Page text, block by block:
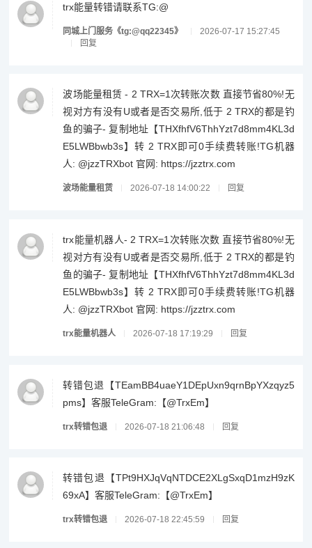
trx能量转错请联系TG:@
同城上门服务《tg:@qq22345》
2026-07-17 15:27:45
回复
波场能量租赁 - 2 TRX=1次转账次数 直接节省80%!无
视对方有没有U或者是否交易所,低于 2 TRX的都是钓
鱼的骗子- 复制地址【THXfhfV6ThhYzt7d8mm4KL3d
E5LWBbwb3s】转 2 TRX即可0手续费转账!TG机器
人: @jzzTRXbot 官网: https://jzztrx.com
波场能量租赁 2026-07-18 14:00:22 回复
trx能量机器人- 2 TRX=1次转账次数 直接节省80%!无
视对方有没有U或者是否交易所,低于 2 TRX的都是钓
鱼的骗子- 复制地址【THXfhfV6ThhYzt7d8mm4KL3d
E5LWBbwb3s】转 2 TRX即可0手续费转账!TG机器
人: @jzzTRXbot 官网: https://jzztrx.com
trx能量机器人 2026-07-18 17:19:29 回复
转错包退【TEamBB4uaeY1DEpUxn9qrnBpYXzqyz5
pms】客服TeleGram:【@TrxEm】
trx转错包退 2026-07-18 21:06:48 回复
转错包退【TPt9HXJqVqNTDCE2XLgSxqD1mzH9zK
69xA】客服TeleGram:【@TrxEm】
trx转错包退 2026-07-18 22:45:59 回复